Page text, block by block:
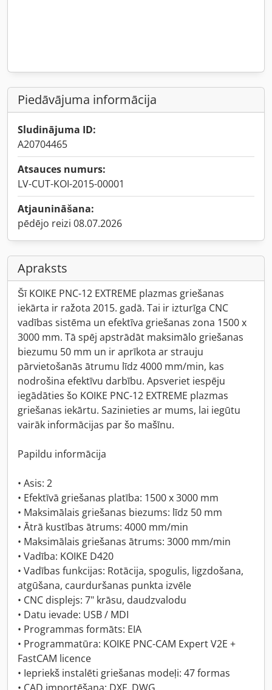
Piedāvājuma informācija
Sludinājuma ID:
A20704465
Atsauces numurs:
LV-CUT-KOI-2015-00001
Atjaunināšana:
pēdējo reizi 08.07.2026
Apraksts
Šī KOIKE PNC-12 EXTREME plazmas griešanas
iekārta ir ražota 2015. gadā. Tai ir izturīga CNC
vadības sistēma un efektīva griešanas zona 1500 x
3000 mm. Tā spēj apstrādāt maksimālo griešanas
biezumu 50 mm un ir aprīkota ar strauju
pārvietošanās ātrumu līdz 4000 mm/min, kas
nodrošina efektīvu darbību. Apsveriet iespēju
iegādāties šo KOIKE PNC-12 EXTREME plazmas
griešanas iekārtu. Sazinieties ar mums, lai iegūtu
vairāk informācijas par šo mašīnu.
Papildu informācija
• Asis: 2
• Efektīvā griešanas platība: 1500 x 3000 mm
• Maksimālais griešanas biezums: līdz 50 mm
• Ātrā kustības ātrums: 4000 mm/min
• Maksimālais griešanas ātrums: 3000 mm/min
• Vadība: KOIKE D420
• Vadības funkcijas: Rotācija, spogulis, ligzdošana,
atgūšana, caurduršanas punkta izvēle
• CNC displejs: 7" krāsu, daudzvalodu
• Datu ievade: USB / MDI
• Programmas formāts: EIA
• Programmatūra: KOIKE PNC-CAM Expert V2E +
FastCAM licence
• Iepriekš instalēti griešanas modeļi: 47 formas